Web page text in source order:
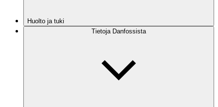
Huolto ja tuki
Tietoja Danfossista